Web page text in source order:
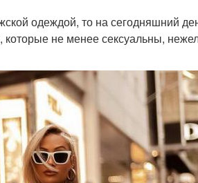
одеждой, то на сегодняшний
не менее сексуальны,